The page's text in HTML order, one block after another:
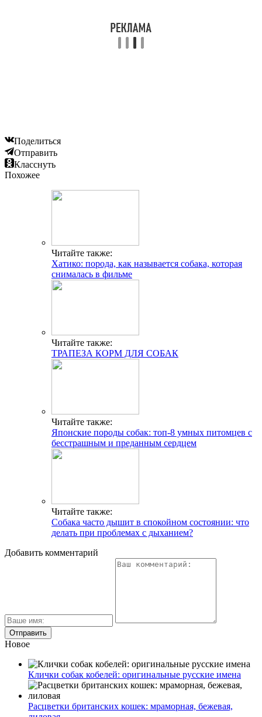
Поделиться
Отправить
Класснуть
Похожее
Читайте также:
Хатико: порода, как называется собака, которая
снималась в фильме
Читайте также:
ТРАПЕЗА КОРМ ДЛЯ СОБАК
Читайте также:
Японские породы собак: топ-8 умных питомцев с
бесстрашным и преданным сердцем
Читайте также:
Собака часто дышит в спокойном состоянии: что
делать при проблемах с дыханием?
Добавить комментарий
Новое
Клички собак кобелей: оригинальные русские имена
Расцветки британских кошек: мраморная, бежевая,